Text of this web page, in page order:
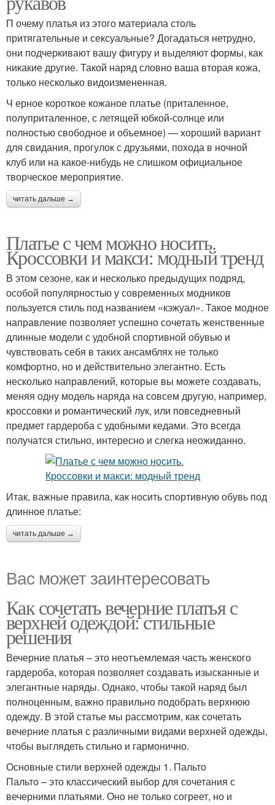
П очему платья из этого материала столь
притягательные и сексуальные? Догадаться нетрудно,
они подчеркивают вашу фигуру и выделяют формы, как
никакие другие. Такой наряд словно ваша вторая кожа,
только несколько видоизмененная.
Ч ерное короткое кожаное платье (приталенное,
полуприталенное, с летящей юбкой-солнце или
полностью свободное и объемное) — хороший вариант
для свидания, прогулок с друзьями, похода в ночной
клуб или на какое-нибудь не слишком официальное
творческое мероприятие.
читать дальше →
Платье с чем можно носить.
Кроссовки и макси: модный тренд
В этом сезоне, как и несколько предыдущих подряд,
особой популярностью у современных модников
пользуется стиль под названием «кэжуал». Такое модное
направление позволяет успешно сочетать женственные
длинные модели с удобной спортивной обувью и
чувствовать себя в таких ансамблях не только
комфортно, но и действительно элегантно. Есть
несколько направлений, которые вы можете создавать,
меняя одну модель наряда на совсем другую, например,
кроссовки и романтический лук, или повседневный
предмет гардероба с удобными кедами. Это всегда
получатся стильно, интересно и слегка неожиданно.
Итак, важные правила, как носить спортивную обувь под
длинное платье:
читать дальше →
Вас может заинтересовать
Как сочетать вечерние платья с
верхней одеждой: стильные
решения
Вечерние платья – это неотъемлемая часть женского
гардероба, которая позволяет создавать изысканные и
элегантные наряды. Однако, чтобы такой наряд был
полноценным, важно правильно подобрать верхнюю
одежду. В этой статье мы рассмотрим, как сочетать
вечерние платья с различными видами верхней одежды,
чтобы выглядеть стильно и гармонично.
Основные стили верхней одежды 1. Пальто
Пальто – это классический выбор для сочетания с
вечерними платьями. Оно не только согреет, но и